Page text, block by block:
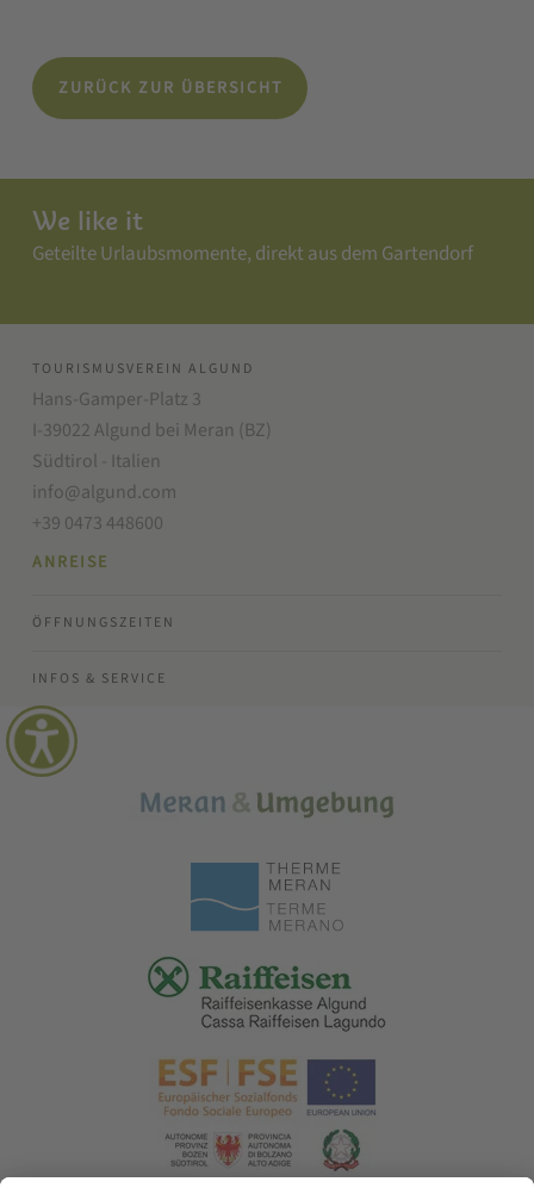
ZURÜCK ZUR ÜBERSICHT
We like it
Geteilte Urlaubsmomente, direkt aus dem Gartendorf
TOURISMUSVEREIN ALGUND
Hans-Gamper-Platz 3
I-39022 Algund bei Meran (BZ)
Südtirol - Italien
info@algund.com
+39 0473 448600
ANREISE
ÖFFNUNGSZEITEN
INFOS & SERVICE